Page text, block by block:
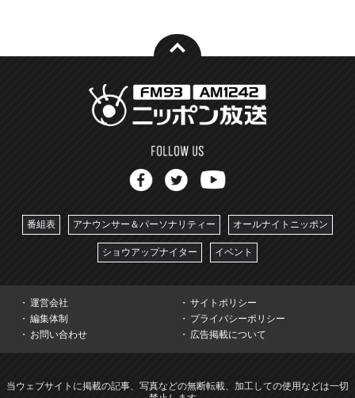
番組表 アナウンサー＆パーソナリティー オールナイトニッポン
ショウアップナイター イベント
運営会社
サイトポリシー
編集体制
プライバシーポリシー
お問い合わせ
広告掲載について
当ウェブサイトに掲載の記事、写真などの無断転載、加工しての使用などは一切